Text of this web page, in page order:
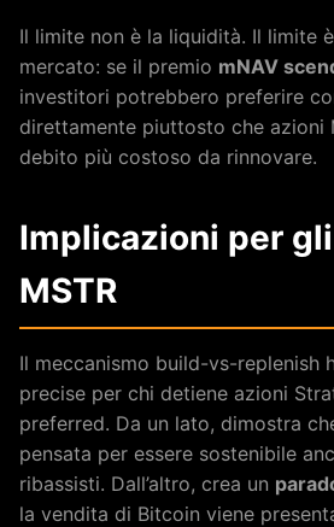
Il limite non è la liquidità. Il limite
mercato: se il premio mNAV
investitori potrebbero preferire
direttamente piuttosto che azioni
debito più costoso da rinnovare.
Implicazioni per
MSTR
Il meccanismo build-vs-replenish
precise per chi detiene azioni
preferred. Da un lato, dimostra
pensata per essere sostenibile
ribassisti. Dall’altro, crea un
la vendita di Bitcoin viene